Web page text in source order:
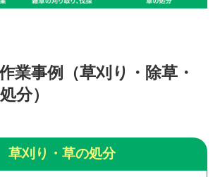
業事例（草刈り・除草・
分）
草刈り・草の処分